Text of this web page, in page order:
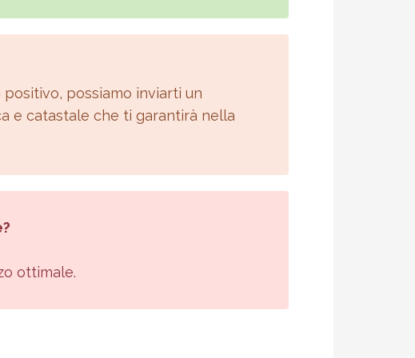
possiamo inviarti un
e catastale che ti garantirà nella
ottimale.